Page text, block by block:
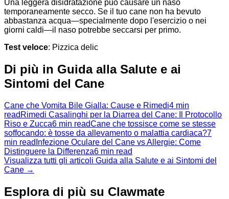
Una leggera disidratazione può causare un naso
temporaneamente secco. Se il tuo cane non ha bevuto
abbastanza acqua—specialmente dopo l'esercizio o nei
giorni caldi—il naso potrebbe seccarsi per primo.
Test veloce: Pizzica delic
Di più in Guida alla Salute e ai
Sintomi del Cane
Cane che Vomita Bile Gialla: Cause e Rimedi4 min
read Rimedi Casalinghi per la Diarrea del Cane: Il Protocollo
Riso e Zucca6 min readCane che tossisce come se stesse
soffocando: è tosse da allevamento o malattia cardiaca?7
min read Infezione Oculare del Cane vs Allergie: Come
Distinguere la Differenza6 min read
Visualizza tutti gli articoli Guida alla Salute e ai Sintomi del
Cane →
Esplora di più su Clawmate